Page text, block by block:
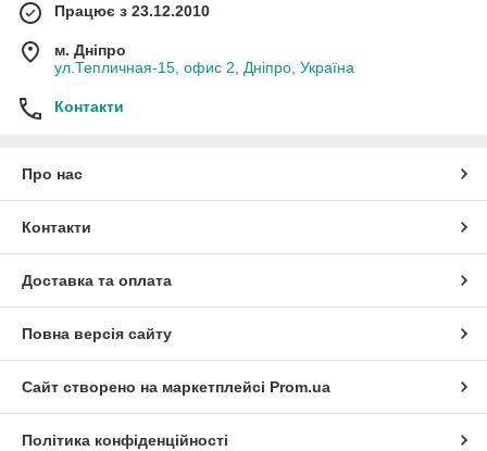
Працює з 23.12.2010
м. Дніпро
ул.Тепличная-15, офис 2, Дніпро, Україна
Контакти
Про нас
Контакти
Доставка та оплата
Повна версія сайту
Сайт створено на маркетплейсі Prom.ua
Політика конфіденційності